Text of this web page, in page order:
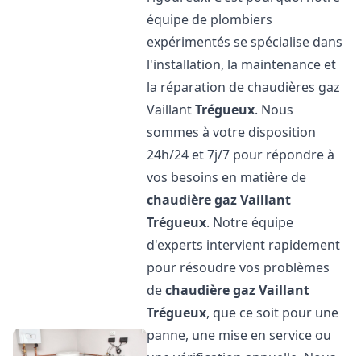
équipe de plombiers
expérimentés se spécialise dans
l'installation, la maintenance et
la réparation de chaudières gaz
VaillantTrégueux. Nous
sommes à votre disposition
24h/24 et 7j/7 pour répondre à
vos besoins en matière de
chaudière gaz Vaillant
Trégueux. Notre équipe
d'experts intervient rapidement
pour résoudre vos problèmes
dechaudière gaz Vaillant
Trégueux, que ce soit pour une
panne, une mise en service ou